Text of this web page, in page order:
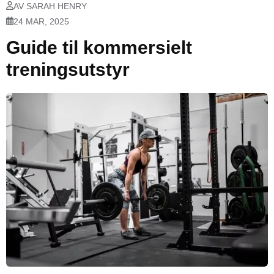
AV SARAH HENRY
24 MAR, 2025
Guide til kommersielt
treningsutstyr